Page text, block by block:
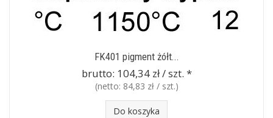
FK401 pigment żółt...
brutto: 104,34 zł / szt. *
(netto: 84,83 zł / szt.)
Do koszyka